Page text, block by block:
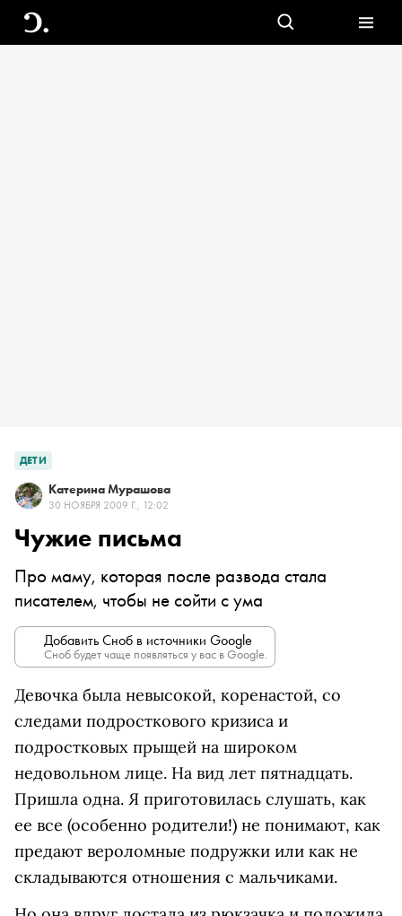
ДЕТИ
Катерина Мурашова
30 НОЯБРЯ 2009 Г., 12:02
Чужие письма
Про маму, которая после развода cтала
писателем, чтобы не сойти с ума
Добавить Сноб в источники Google
Сноб будет чаще появляться у вас в Google.
Девочка была невысокой, коренастой, со
следами подросткового кризиса и
подростковых прыщей на широком
недовольном лице. На вид лет пятнадцать.
Пришла одна. Я приготовилась слушать, как
ее все (особенно родители!) не понимают, как
предают вероломные подружки или как не
складываются отношения с мальчиками.